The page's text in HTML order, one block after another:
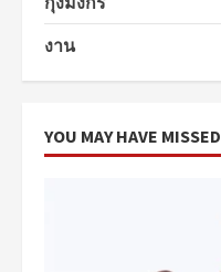
งาน
YOU MAY HAVE MISSED